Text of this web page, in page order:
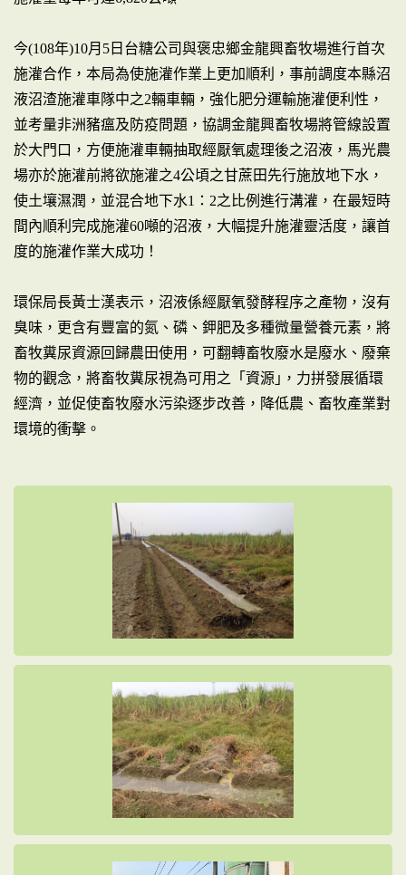
今(108年)10月5日台糖公司與褒忠鄉金龍興畜牧場進行首次
施灌合作，本局為使施灌作業上更加順利，事前調度本縣沼
液沼渣施灌車隊中之2輛車輛，強化肥分運輸施灌便利性，
並考量非洲豬瘟及防疫問題，協調金龍興畜牧場將管線設置
於大門口，方便施灌車輛抽取經厭氧處理後之沼液，馬光農
場亦於施灌前將欲施灌之4公頃之甘蔗田先行施放地下水，
使土壤濕潤，並混合地下水1：2之比例進行溝灌，在最短時
間內順利完成施灌60噸的沼液，大幅提升施灌靈活度，讓首
度的施灌作業大成功！
環保局長黃士漢表示，沼液係經厭氧發酵程序之產物，沒有
臭味，更含有豐富的氮、磷、鉀肥及多種微量營養元素，將
畜牧糞尿資源回歸農田使用，可翻轉畜牧廢水是廢水、廢棄
物的觀念，將畜牧糞尿視為可用之「資源｣，力拼發展循環
經濟，並促使畜牧廢水污染逐步改善，降低農、畜牧產業對
環境的衝擊。